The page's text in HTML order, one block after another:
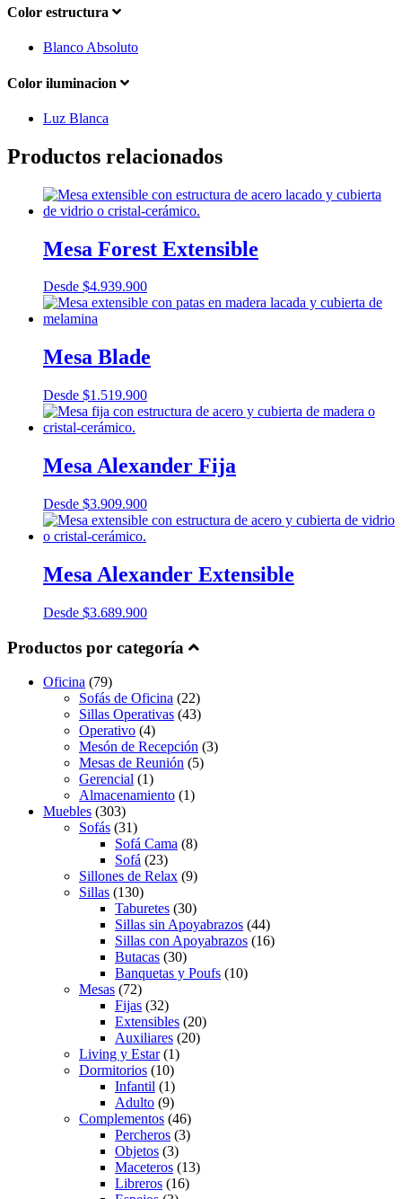
Color estructura
Blanco Absoluto
Color iluminacion
Luz Blanca
Productos relacionados
Mesa Forest Extensible
Desde $4.939.900
Mesa Blade
Desde $1.519.900
Mesa Alexander Fija
Desde $3.909.900
Mesa Alexander Extensible
Desde $3.689.900
Productos por categoría
Oficina (79)
Sofás de Oficina (22)
Sillas Operativas (43)
Operativo (4)
Mesón de Recepción (3)
Mesas de Reunión (5)
Gerencial (1)
Almacenamiento (1)
Muebles (303)
Sofás (31)
Sofá Cama (8)
Sofá (23)
Sillones de Relax (9)
Sillas (130)
Taburetes (30)
Sillas sin Apoyabrazos (44)
Sillas con Apoyabrazos (16)
Butacas (30)
Banquetas y Poufs (10)
Mesas (72)
Fijas (32)
Extensibles (20)
Auxiliares (20)
Living y Estar(1)
Dormitorios (10)
Infantil (1)
Adulto (9)
Complementos (46)
Percheros (3)
Objetos (3)
Maceteros (13)
Libreros (16)